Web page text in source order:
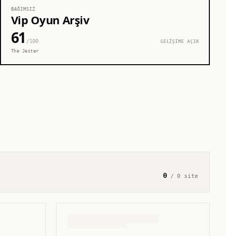
BAĞIMSIZ
Vip Oyun Arşiv
61 /100
GELİŞİME AÇIK
The Jester
0/0 site